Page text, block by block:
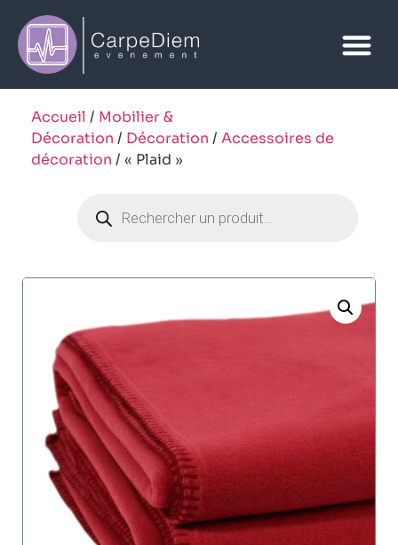
Accueil / Mobilier &
Décoration / Décoration / Accessoires de
décoration / « Plaid »